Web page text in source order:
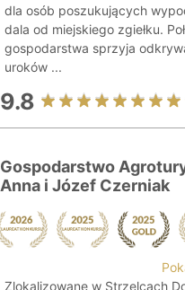
dla osób poszukujących
dala od miejskiego zgiełku.
gospodarstwa sprzyja
uroków ...
9.8
Gospodarstwo
Anna i Józef Czerniak
Zlokalizowane w Strzelcach